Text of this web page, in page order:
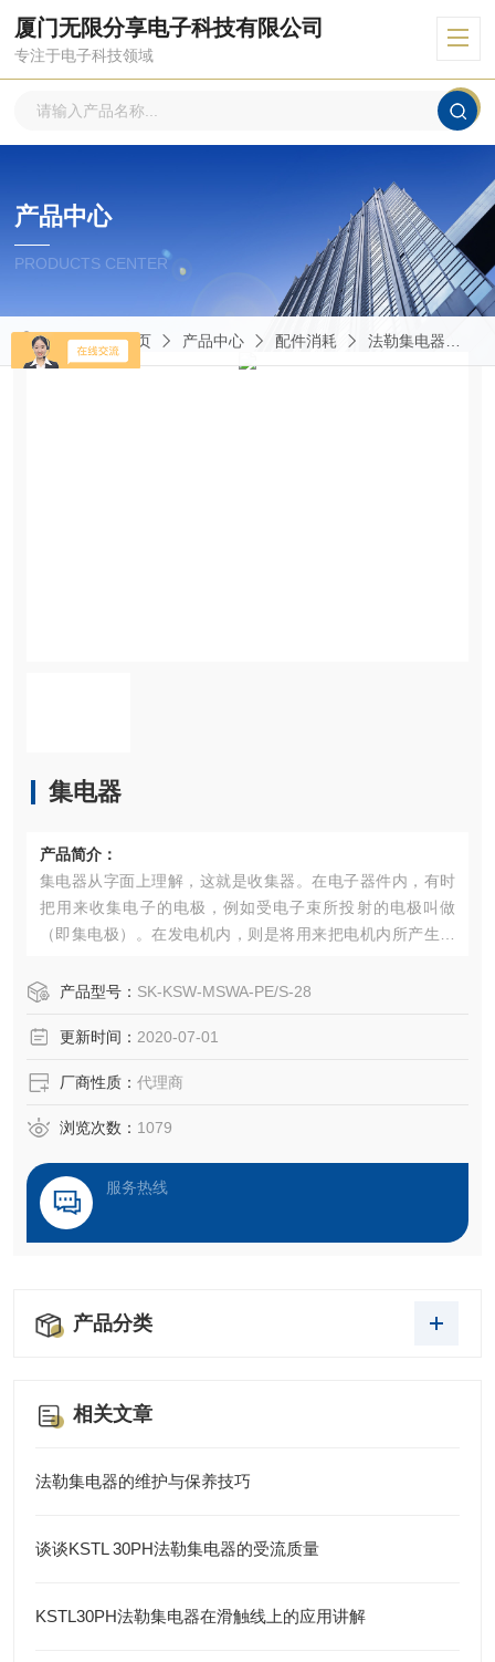
厦门无限分享电子科技有限公司
专注于电子科技领域
产品中心
PRODUCTS CENTER
当前位置：首页 产品中心 配件消耗 法勒集电器
集电器
产品简介：
集电器从字面上理解，这就是收集器。在电子器件内，有时
把用来收集电子的电极，例如受电子束所投射的电极叫做
（即集电极）。在发电机内，则是将用来把电机内所产生的
的电流的装置叫做
产品型号： SK-KSW-MSWA-PE/S-28
更新时间： 2020-07-01
厂商性质： 代理商
浏览次数： 1079
服务热线
产品分类
相关文章
法勒集电器的维护与保养技巧
谈谈KSTL 30PH法勒集电器的受流质量
KSTL30PH法勒集电器在滑触线上的应用讲解